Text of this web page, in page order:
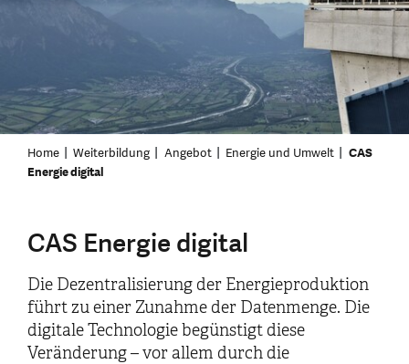
Home Weiterbildung Angebot Energie und Umwelt
CAS
Energie digital
CAS Energie digital
Die Dezentralisierung der Energieproduktion
führt zu einer Zunahme der Datenmenge. Die
digitale Technologie begünstigt diese
Veränderung – vor allem durch die